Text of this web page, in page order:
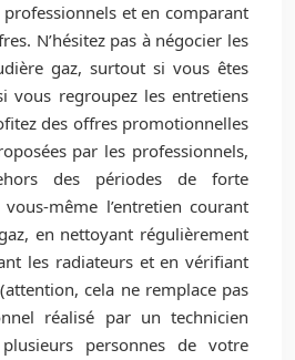
et en comparant
N’hésitez pas à négocier les
gaz, surtout si vous êtes
vous regroupez les entretiens
des offres promotionnelles
par les professionnels,
des périodes de forte
même l’entretien courant
en nettoyant régulièrement
les radiateurs et en vérifiant
cela ne remplace pas
réalisé par un technicien
personnes de votre